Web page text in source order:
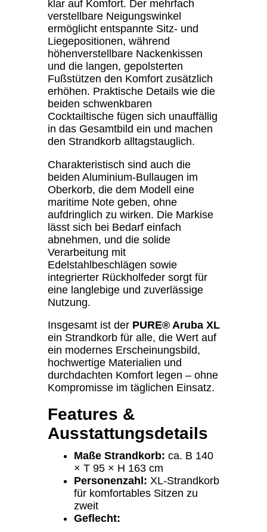
klar auf Komfort. Der mehrfach
verstellbare Neigungswinkel
ermöglicht entspannte Sitz- und
Liegepositionen, während
höhenverstellbare Nackenkissen
und die langen, gepolsterten
Fußstützen den Komfort zusätzlich
erhöhen. Praktische Details wie die
beiden schwenkbaren
Cocktailtische fügen sich unauffällig
in das Gesamtbild ein und machen
den Strandkorb alltagstauglich.
Charakteristisch sind auch die
beiden Aluminium-Bullaugen im
Oberkorb, die dem Modell eine
maritime Note geben, ohne
aufdringlich zu wirken. Die Markise
lässt sich bei Bedarf einfach
abnehmen, und die solide
Verarbeitung mit
Edelstahlbeschlägen sowie
integrierter Rückholfeder sorgt für
eine langlebige und zuverlässige
Nutzung.
Insgesamt ist der PURE® Aruba XL
ein Strandkorb für alle, die Wert auf
ein modernes Erscheinungsbild,
hochwertige Materialien und
durchdachten Komfort legen – ohne
Kompromisse im täglichen Einsatz.
Features &
Ausstattungsdetails
Maße Strandkorb: ca. B 140
× T 95 × H 163 cm
Personenzahl: XL-Strandkorb
für komfortables Sitzen zu
zweit
Geflecht: